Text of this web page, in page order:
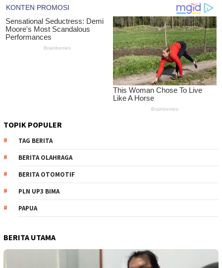
TOPIK POPULER
TAG BERITA
BERITA OLAHRAGA
BERITA OTOMOTIF
PLN UP3 BIMA
PAPUA
BERITA UTAMA